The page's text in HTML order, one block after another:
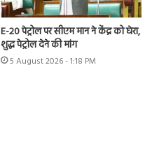
E-20 पेट्रोल पर सीएम मान ने केंद्र को घेरा,
शुद्ध पेट्रोल देने की मांग
5 August 2026 - 1:18 PM